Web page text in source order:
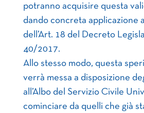
potranno acquisire questa
dando concreta applicazione
dell’Art. 18 del Decreto
40/2017.
Allo stesso modo, questa
verrà messa a disposizione
all’Albo del Servizio Civile
cominciare da quelli che già